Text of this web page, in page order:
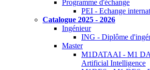
Programme d'échange
PEI - Echange
Catalogue 2025 - 2026
Ingénieur
ING - Diplôme
Master
M1DATAAI - M1
Artificial Intelligence